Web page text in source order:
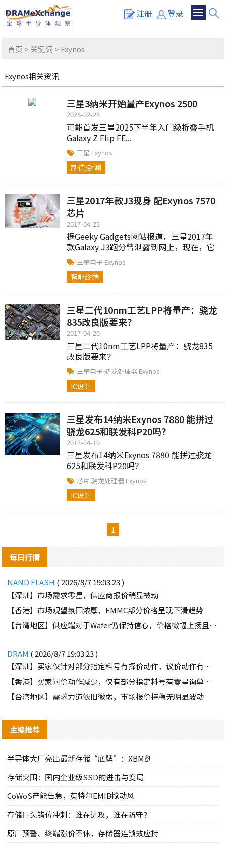
注册 登录
首页 > 关键词 > Exynos
Exynos相关资讯
三星3纳米开始量产Exynos 2500
2025-02-25
可能首发三星2025下半年入门级折叠手机
Galaxy Z Flip FE...
三星 Exynos
制造/封测
三星2017年款J3现身 配Exynos 7570
芯片
2017-04-25
据Geeky Gadgets网站报道，三星2017年
款Galaxy J3跑分曾泄露到网上，现在，它
又现身跑分网站GFXBench。
三星电子 Exynos
智能终端
三星二代10nm工艺LPP将量产：骁龙
835改良版要来？
2017-04-20
三星二代10nm工艺LPP将量产：骁龙835
改良版要来？
三星电子骁龙处理器 Exynos
IC设计
三星发布14纳米Exynos 7880 能拼过
骁龙625和联发科P20吗？
2017-04-19
三星发布14纳米Exynos 7880 能拼过骁龙
625和联发科P20吗？
芯片骁龙处理器 Exynos
IC设计
1
每日行情
NAND FLASH ( 2026/8/7 19:03:23 )
【深圳】市场需求零星，供应商报价稍显被动
【香港】市场观望氛围浓厚，EMMC部分价格呈现下滑趋势
【台湾地区】供应端对于Wafer仍保持信心，价格微幅上扬且惜售态度不变
DRAM ( 2026/8/7 19:03:23 )
【深圳】买家仅针对部分指定料号有探价动作，议价动作有所减少
【香港】买家问价动作减少，仅有部分指定料号有零星询单动作
【台湾地区】需求力道依旧微弱，市场报价持稳无明显波动
主编推荐
半导体大厂亮出最新存储“底牌”：XBM剑
存储突围：国内企业级SSD的进击与变局
CoWoS产能告急，英特尔EMIB搅动风
存储巨头错位冲刺：谁在进攻，谁在防守？
原厂预警、终端涨价不休，存储器连锁效应持